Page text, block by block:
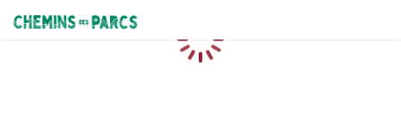
Chemins des Parcs
Caricamento